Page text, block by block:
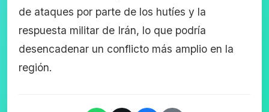
de ataques por parte de los hutíes y la
respuesta militar de Irán, lo que podría
desencadenar un conflicto más amplio en la
región.